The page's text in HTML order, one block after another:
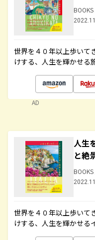
世界を４０年以上歩いて
けする、人生を輝かせる
AD
人生
と絶
世界を４０年以上歩いて
けする、人生を輝かせる